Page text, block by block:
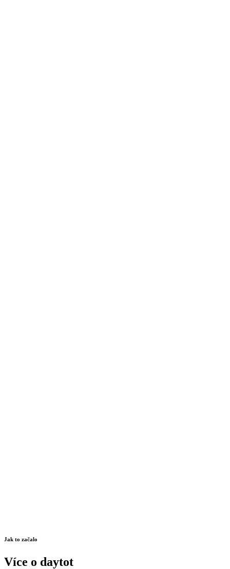
Jak to začalo
Více o daytot